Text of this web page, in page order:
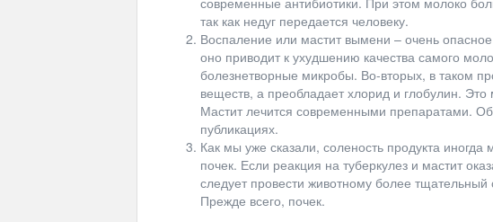
так как недуг передается человеку.
Воспаление или мастит вымени – очень
оно приводит к ухудшению качества самого
болезнетворные микробы. Во-вторых, в таком
веществ, а преобладает хлорид и глобулин.
Мастит лечится современными препаратами.
публикациях.
Как мы уже сказали, соленость продукта
почек. Если реакция на туберкулез и мастит
следует провести животному более
Прежде всего, почек.